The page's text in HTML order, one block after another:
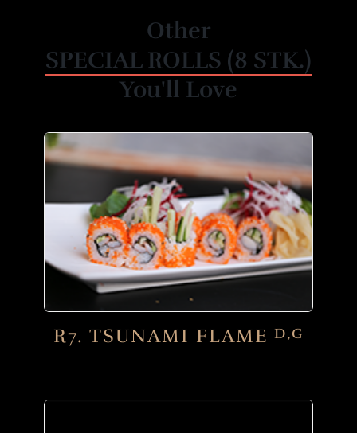
Other
SPECIAL ROLLS (8 STK.)
You'll Love
R7. TSUNAMI FLAME D,G